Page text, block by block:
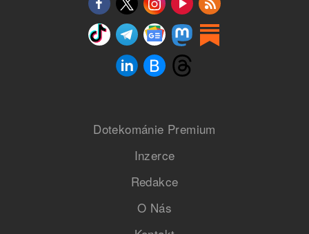
Dotekománie Premium
Inzerce
Redakce
O Nás